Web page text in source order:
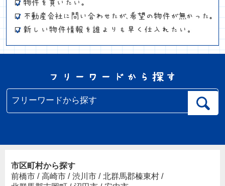
市区町村から探す
前橋市 / 高崎市 / 渋川市 / 北群馬郡榛東村 /